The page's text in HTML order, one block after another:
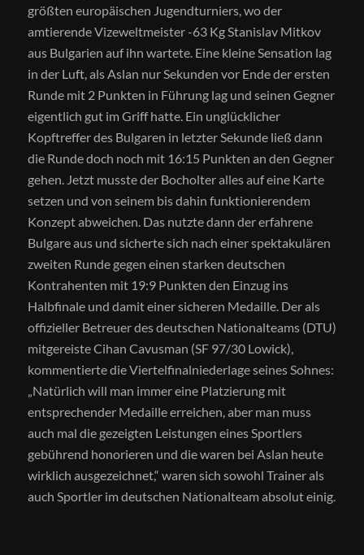
größten europäischen Jugendturniers, wo der
amtierende Vizeweltmeister -63 Kg Stanislav Mitkov
aus Bulgarien auf ihn wartete. Eine kleine Sensation lag
in der Luft, als Aslan nur Sekunden vor Ende der ersten
Runde mit 2 Punkten in Führung lag und seinen Gegner
eigentlich gut im Griff hatte. Ein unglücklicher
Kopftreffer des Bulgaren in letzter Sekunde ließ dann
die Runde doch noch mit 16:15 Punkten an den Gegner
gehen. Jetzt musste der Bocholter alles auf eine Karte
setzen und von seinem bis dahin funktionierendem
Konzept abweichen. Das nutzte dann der erfahrene
Bulgare aus und sicherte sich nach einer spektakulären
zweiten Runde gegen einen starken deutschen
Kontrahenten mit 19:9 Punkten den Einzug ins
Halbfinale und damit einer sicheren Medaille. Der als
offizieller Betreuer des deutschen Nationalteams (DTU)
mitgereiste Cihan Cavusman (SF 97/30 Lowick),
kommentierte die Viertelfinalniederlage seines Sohnes:
„Natürlich will man immer eine Platzierung mit
entsprechender Medaille erreichen, aber man muss
auch mal die gezeigten Leistungen eines Sportlers
gebührend honorieren und die waren bei Aslan heute
wirklich ausgezeichnet,“ waren sich sowohl Trainer als
auch Sportler im deutschen Nationalteam absolut einig.